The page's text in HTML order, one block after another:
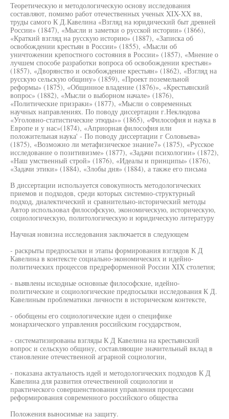
Теоретическую и методологическую основу исследования
составляют, помимо работ отечественных ученых XIX-XX вв,
труды самого К Д.Кавелина «Взгляд на юридический быт древней
России» (1847), «Мысли и заметки о русской истории» (1866),
«Краткий взгляд на русскую историю» (1887), «Записка об
освобождении крестьян в России» (1855), «Мысли об
уничтожении крепостного состояния в России» (1857), «Мнение о
лучшем способе разработки вопроса об освобождении крестьян»
(1857), «Дворянство и освобождение крестьян» (1862), «Взгляд на
русскую сельскую общину» (1859), «Проект поземельной
реформы» (1875), «Общинное владение (1876)», «Крестьянский
вопрос» (1882), «Мысли о выборном начале» (1876),
«Политические призраки» (1877), «Мысли о современных
научных направлениях. По поводу диссертации г.Неклюдова
«Уголовно-статистические этюды»» (1865), «Философия и наука в
Европе и у нас»(1874), «Априорная философия или
положительная наука' - По поводу диссертации г Соловьева»
(1875), «Возможно ли метафизическое знание7» (1875), «Русское
исследование о позитивизме» (1877), «Задачи психологии» (1872),
«Наш умственный строй» (1876), «Идеалы и принципы» (1876),
«Задачи этики» (1884), «Злобы дня» (1884), а также его письма
В диссертации используется совокупность методологических
приемов и подходов, среди которых системно-структурный
подход, диалектический и сравнительно-исторический методы
Автор использовал философскую, экономическую, историческую,
социологическую, политологическую и юридическую литературу
Научная новизна исследования заключается в следующем
- раскрыты предпосылки и этапы формирования взглядов К Д
Кавелина в контексте социально-экономических и идейно-
политических процессов предреформенной России XIX столетия;
- выявлены исходные основные философские, идейно-
политические и социологические предпосылки исследования К Д.
Кавелиным проблематики личности в историческом контексте,
- обобщены его социологические идеи о специфике
монархического управления российским государством,
- систематизированы взгляды К Д Кавелина на крестьянский
вопрос и сельскую общину, составляющие значительный вклад в
становление отечественной аграрной социологии,
- показана актуальность идей и методологических подходов К Д
Кавелина для развития отечественной социологии и
практического совершенствования управления процессами
реформирования современного российского общества
Положения выносимые на защиту.